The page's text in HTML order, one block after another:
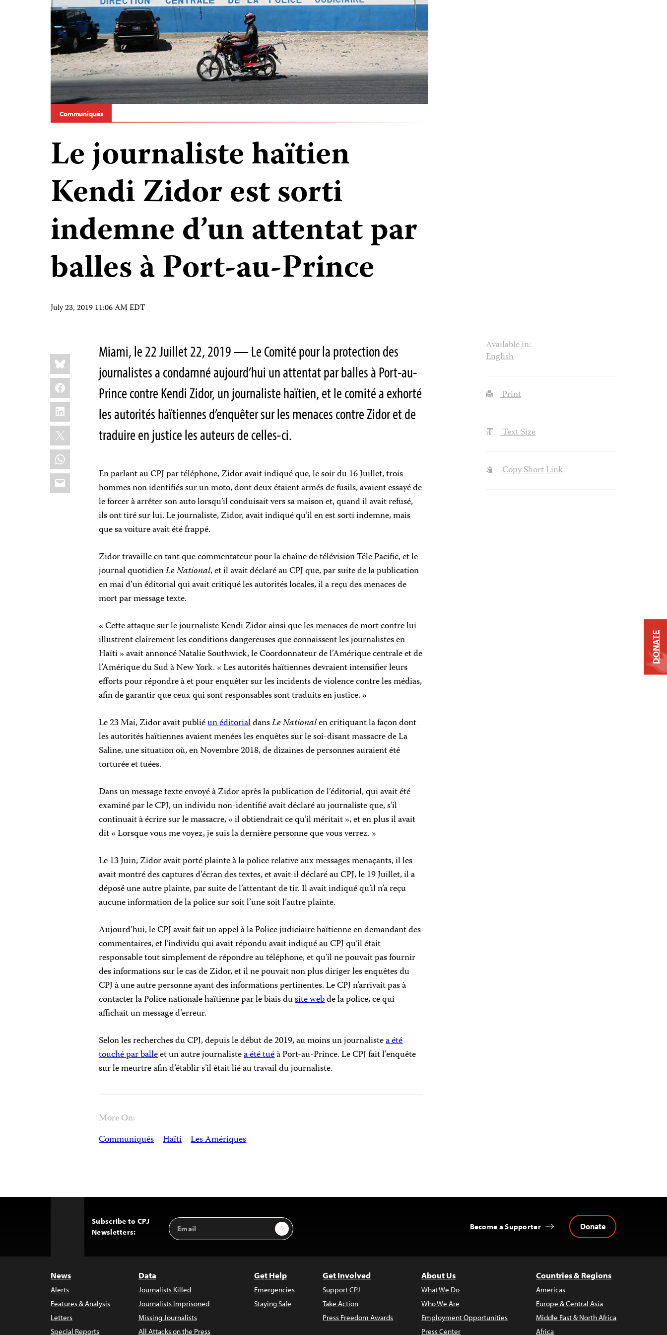
Communiqués
Le journaliste haïtien
Kendi Zidor est sorti
indemne d’un attentat par
balles à Port-au-Prince
July 23, 2019 11:06 AM EDT
Share
this:
Bluesky
Facebook
LinkedIn
X
WhatsApp
Email
Miami, le 22 Juillet 22, 2019 — Le Comité pour la protection des
journalistes a condamné aujourd’hui un attentat par balles à Port-au-
Prince contre Kendi Zidor, un journaliste haïtien, et le comité a exhorté
les autorités haïtiennes d’enquêter sur les menaces contre Zidor et de
traduire en justice les auteurs de celles-ci.
En parlant au CPJ par téléphone, Zidor avait indiqué que, le soir du 16 Juillet, trois
hommes non identifiés sur un moto, dont deux étaient armés de fusils, avaient essayé de
le forcer à arrêter son auto lorsqu’il conduisait vers sa maison et, quand il avait refusé,
ils ont tiré sur lui. Le journaliste, Zidor, avait indiqué qu’il en est sorti indemne, mais
que sa voiture avait été frappé.
Zidor travaille en tant que commentateur pour la chaîne de télévision Téle Pacific, et le
journal quotidienLe National, et il avait déclaré au CPJ que, par suite de la publication
en mai d’un éditorial qui avait critiqué les autorités locales, il a reçu des menaces de
mort par message texte.
« Cette attaque sur le journaliste Kendi Zidor ainsi que les menaces de mort contre lui
illustrent clairement les conditions dangereuses que connaissent les journalistes en
Haïti » avait annoncé Natalie Southwick, le Coordonnateur de l’Amérique centrale et de
l’Amérique du Sud à New York. « Les autorités haïtiennes devraient intensifier leurs
efforts pour répondre à et pour enquêter sur les incidents de violence contre les médias,
afin de garantir que ceux qui sont responsables sont traduits en justice. »
Le 23 Mai, Zidor avait publiéun éditorialdansLe Nationalen critiquant la façon dont
les autorités haïtiennes avaient menées les enquêtes sur le soi-disant massacre de La
Saline, une situation où, en Novembre 2018, de dizaines de personnes auraient été
torturée et tuées.
Dans un message texte envoyé à Zidor après la publication de l’éditorial, qui avait été
examiné par le CPJ, un individu non-identifié avait déclaré au journaliste que, s’il
continuait à écrire sur le massacre, « il obtiendrait ce qu’il méritait », et en plus il avait
dit « Lorsque vous me voyez, je suis la dernière personne que vous verrez. »
Le 13 Juin, Zidor avait porté plainte à la police relative aux messages menaçants, il les
avait montré des captures d’écran des textes, et avait-il déclaré au CPJ, le 19 Juillet, il a
déposé une autre plainte, par suite de l’attentant de tir. Il avait indiqué qu’il n’a reçu
aucune information de la police sur soit l’une soit l’autre plainte.
Aujourd’hui, le CPJ avait fait un appel à la Police judiciaire haïtienne en demandant des
commentaires, et l’individu qui avait répondu avait indiqué au CPJ qu’il était
responsable tout simplement de répondre au téléphone, et qu’il ne pouvait pas fournir
des informations sur le cas de Zidor, et il ne pouvait non plus diriger les enquêtes du
CPJ à une autre personne ayant des informations pertinentes. Le CPJ n’arrivait pas à
contacter la Police nationale haïtienne par le biais dusite webde la police, ce qui
affichait un message d’erreur.
Selon les recherches du CPJ, depuis le début de 2019, au moins un journalistea été
touché par balleet un autre journalistea été tuéà Port-au-Prince. Le CPJ fait l’enquête
sur le meurtre afin d’établir s’il était lié au travail du journaliste.
More On:
Communiqués Haïti Les Amériques
Available in:
English
Print
Text Size
Copy Short Link
Subscribe to CPJ
Newsletters:
Email
Address
Sign Up Become a Supporter Donate
News
Alerts
Features & Analysis
Letters
Special Reports
Data
Journalists Killed
Journalists Imprisoned
Missing Journalists
All Attacks on the Press
Get Help
Emergencies
Staying Safe
Get Involved
Support CPJ
Take Action
Press Freedom Awards
About Us
What We Do
Who We Are
Employment Opportunities
Press Center
Countries & Regions
Americas
Europe & Central Asia
Middle East & North Africa
Africa
DONATE